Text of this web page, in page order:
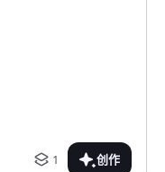
1
创作